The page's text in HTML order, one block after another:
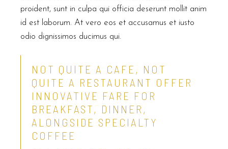
proident, sunt in culpa qui officia deserunt mollit anim
id est laborum. At vero eos et accusamus et iusto
odio dignissimos ducimus qui.
NOT QUITE A CAFE, NOT
QUITE A RESTAURANT OFFER
INNOVATIVE FARE FOR
BREAKFAST, DINNER,
ALONGSIDE SPECIALTY
COFFEE